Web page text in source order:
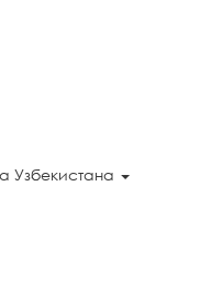
Узбекистана